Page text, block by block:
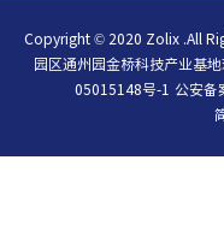
Copyright © 2020 Zolix .All
园区通州园金桥科技产业基
05015148号-1
公安备